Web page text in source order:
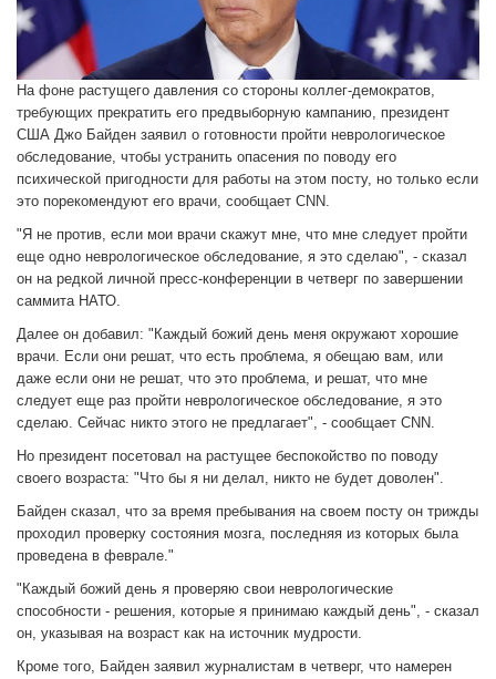
На фоне растущего давления со стороны коллег-демократов,
требующих прекратить его предвыборную кампанию, президент
США Джо Байден заявил о готовности пройти неврологическое
обследование, чтобы устранить опасения по поводу его
психической пригодности для работы на этом посту, но только если
это порекомендуют его врачи, сообщает CNN.
"Я не против, если мои врачи скажут мне, что мне следует пройти
еще одно неврологическое обследование, я это сделаю", - сказал
он на редкой личной пресс-конференции в четверг по завершении
саммита НАТО.
Далее он добавил: "Каждый божий день меня окружают хорошие
врачи. Если они решат, что есть проблема, я обещаю вам, или
даже если они не решат, что это проблема, и решат, что мне
следует еще раз пройти неврологическое обследование, я это
сделаю. Сейчас никто этого не предлагает", - сообщает CNN.
Но президент посетовал на растущее беспокойство по поводу
своего возраста: "Что бы я ни делал, никто не будет доволен".
Байден сказал, что за время пребывания на своем посту он трижды
проходил проверку состояния мозга, последняя из которых была
проведена в феврале."
"Каждый божий день я проверяю свои неврологические
способности - решения, которые я принимаю каждый день", - сказал
он, указывая на возраст как на источник мудрости.
Кроме того, Байден заявил журналистам в четверг, что намерен